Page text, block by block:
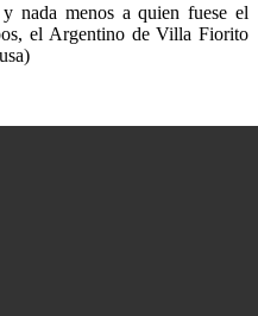
nada menos a quien fuese el
el Argentino de Villa Fiorito